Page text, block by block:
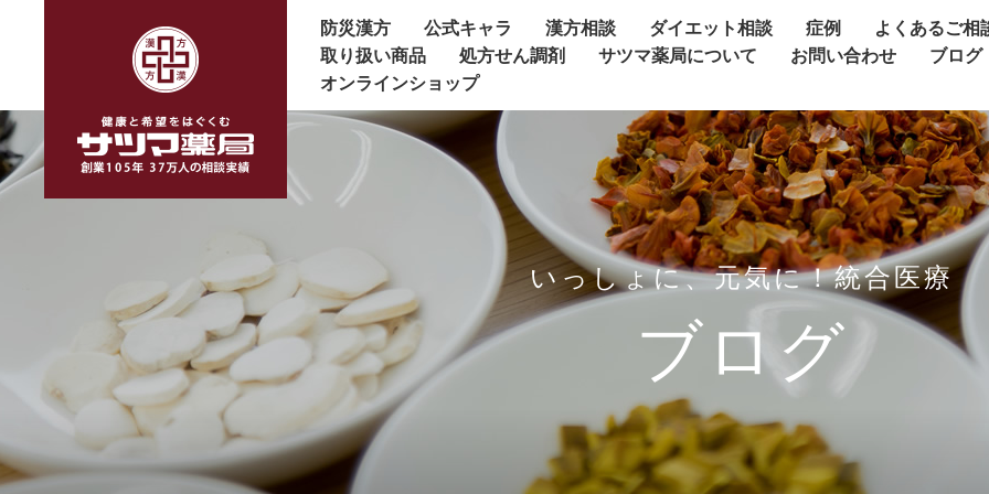
防災漢方 公式キャラ 漢方相談 ダイエット相談 症例
よくあるご相
取り扱い商品
処方せん調剤 サツマ薬局について お問い合わせ
ブログ
オンラインショップ
いっしょに、元気に！統合医療
ブログ